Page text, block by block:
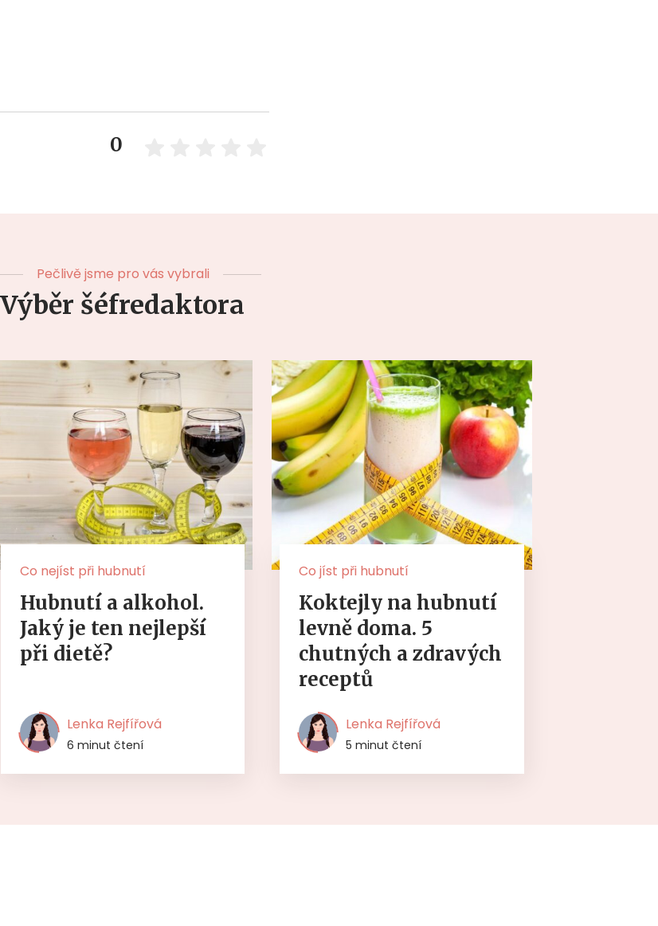
0
Pečlivě jsme pro vás vybrali
Výběr šéfredaktora
Co nejíst při hubnutí
Hubnutí a alkohol.
Jaký je ten nejlepší
při dietě?
Lenka Rejfířová
6 minut čtení
Co jíst při hubnutí
Koktejly na hubnutí
levně doma. 5
chutných a zdravých
receptů
Lenka Rejfířová
5 minut čtení